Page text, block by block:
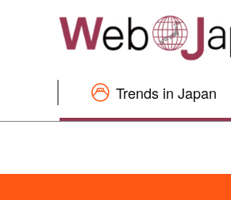
Trends in Japan